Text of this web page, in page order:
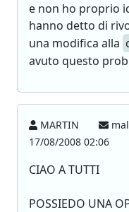
e non ho proprio
hanno detto di
una modifica alla
avuto questo
MARTIN
17/08/2008 02:06
CIAO A TUTTI
POSSIEDO UNA